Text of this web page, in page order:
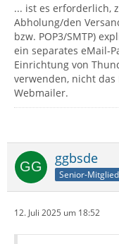
... ist es erforderlich,
Abholung/den
bzw. POP3/SMTP)
ein separates eMail-
Einrichtung von
verwenden, nicht
Webmailer.
ggbsde
Senior-Mitglied
12. Juli 2025 um 18:52